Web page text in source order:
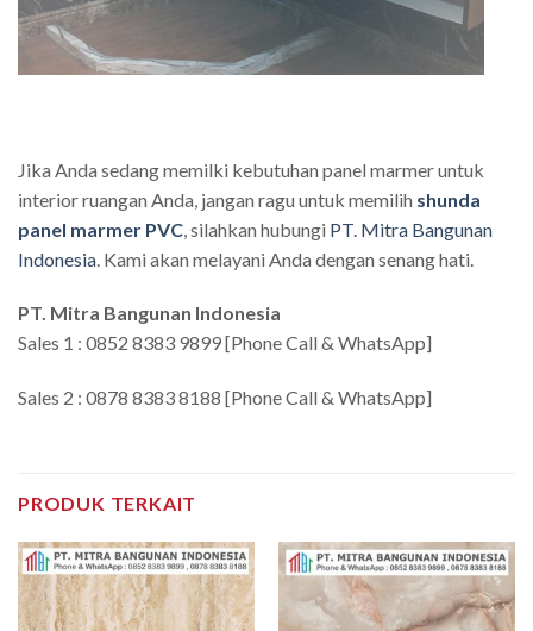
Jika Anda sedang memilki kebutuhan panel marmer untuk
interior ruangan Anda, jangan ragu untuk memilih shunda
panel marmer PVC , silahkan hubungi PT. Mitra Bangunan
Indonesia . Kami akan melayani Anda dengan senang hati.
PT. Mitra Bangunan Indonesia
Sales 1 : 0852 8383 9899 [Phone Call & WhatsApp]
Sales 2 : 0878 8383 8188 [Phone Call & WhatsApp]
PRODUK TERKAIT